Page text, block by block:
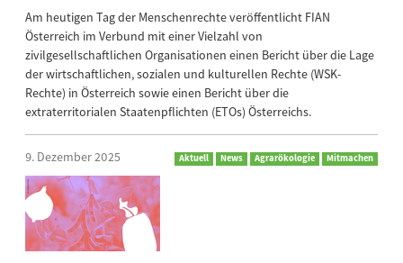
Am heutigen Tag der Menschenrechte veröffentlicht FIAN
Österreich im Verbund mit einer Vielzahl von
zivilgesellschaftlichen Organisationen einen Bericht über die Lage
der wirtschaftlichen, sozialen und kulturellen Rechte (WSK-
Rechte) in Österreich sowie einen Bericht über die
extraterritorialen Staatenpflichten (ETOs) Österreichs.
9. Dezember 2025 Aktuell News Agrarökologie Mitmachen